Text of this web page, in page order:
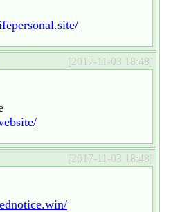
[2017-11-03 18:48]
[2017-11-03 18:48]